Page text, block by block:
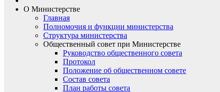
О Министерстве
Главная
Полномочия и функции министерства
Структура министерства
Общественный совет при Министерстве
Руководство общественного совета
Протокол
Положение об общественном совете
Состав совета
План работы совета